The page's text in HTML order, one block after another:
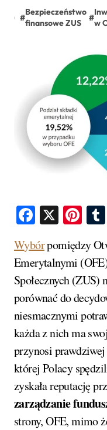
#
Bezpieczeństwo
finansowe ZUS
#
w
Facebook
X
Wybórpomiędzy
Emerytalnymi
Społecznych (ZUS)
porównać do
niesmacznymi
każda z nich ma
przynosi
której Polacy
zyskała reputację
zarządzanie
strony, OFE, mimo